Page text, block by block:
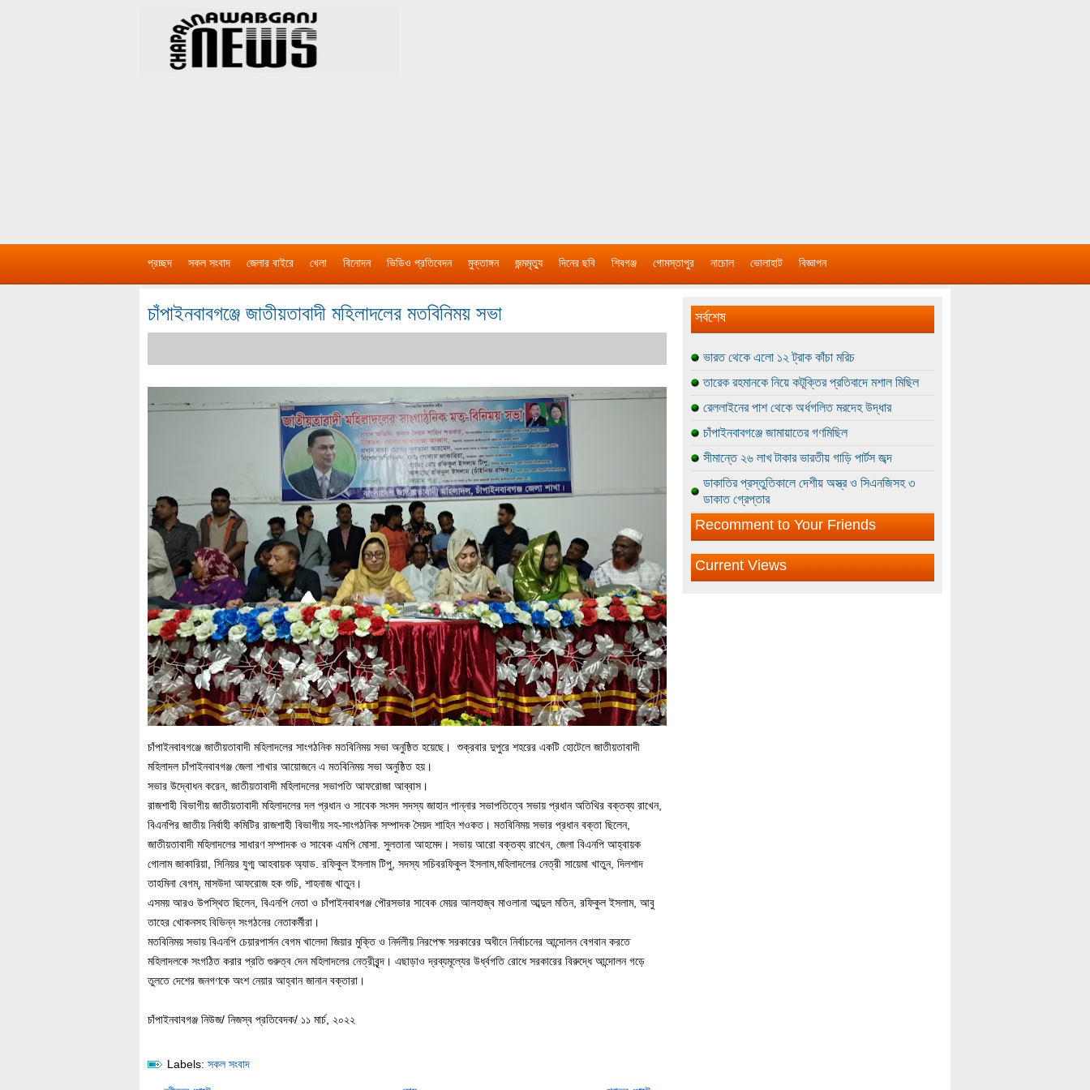
প্রচ্ছদ সকল সংবাদ জেলার বাইরে খেলা বিনোদন ভিডিও প্রতিবেদন মুক্তাঙ্গন জন্মমৃত্যু দিনের ছবি শিবগঞ্জ গোমস্তাপুর নাচোল ভোলাহাট বিজ্ঞাপন
চাঁপাইনবাবগঞ্জে জাতীয়তাবাদী মহিলাদলের মতবিনিময় সভা
চাঁপাইনবাবগঞ্জে জাতীয়তাবাদী মহিলাদলের সাংগঠনিক মতবিনিময় সভা অনুষ্ঠিত হয়েছে। শুক্রবার দুপুরে শহরের একটি হোটেলে জাতীয়তাবাদী
মহিলাদল চাঁপাইনবাবগঞ্জ জেলা শাখার আয়োজনে এ মতবিনিময় সভা অনুষ্ঠিত হয়।
সভার উদ্বোধন করেন, জাতীয়তাবাদী মহিলাদলের সভাপতি আফরোজা আব্বাস।
রাজশাহী বিভাগীয় জাতীয়তাবাদী মহিলাদলের দল প্রধান ও সাবেক সংসদ সদস্য জাহান পান্নার সভাপতিত্বে সভায় প্রধান অতিথির বক্তব্য রাখেন,
বিএনপির জাতীয় নির্বাহী কমিটির রাজশাহী বিভাগীয় সহ-সাংগঠনিক সম্পাদক সৈয়দ শাহিন শওকত। মতবিনিময় সভার প্রধান বক্তা ছিলেন,
জাতীয়তাবাদী মহিলাদলের সাধারণ সম্পাদক ও সাবেক এমপি মোসা. সুলতানা আহমেদ। সভায় আরো বক্তব্য রাখেন, জেলা বিএনপি আহ্বায়ক
গোলাম জাকারিয়া, সিনিয়র যুগ্ম আহবায়ক অ্যাড. রফিকুল ইসলাম টিপু, সদস্য সচিবরফিকুল ইসলাম,মহিলাদলের নেত্রী সায়েমা খাতুন, দিলশাদ
তাহমিনা বেগম্, মাসউদা আফরোজ হক শুচি, শাহনাজ খাতুন।
এসময় আরও উপস্থিত ছিলেন, বিএনপি নেতা ও চাঁপাইনবাবগঞ্জ পৌরসভার সাবেক মেয়র আলহাজ্ব মাওলানা আব্দুল মতিন, রফিকুল ইসলাম, আবু
তাহের খোকনসহ বিভিন্ন সংগঠনের নেতাকর্মীরা।
মতবিনিময় সভায় বিএনপি চেয়ারপার্সন বেগম খালেদা জিয়ার মুক্তি ও নির্দলীয় নিরপেক্ষ সরকারের অধীনে নির্বাচনের আন্দোলন বেগবান করতে
মহিলাদলকে সংগঠিত করার প্রতি গুরুত্ব দেন মহিলাদলের নেত্রীবৃন্দ। এছাড়াও দ্রব্যমূল্যের উর্ধ্বগতি রোধে সরকারের বিরুদ্ধে আন্দোলন গড়ে
তুলতে দেশের জনগণকে অংশ নেয়ার আহ্বান জানান বক্তারা।
চাঁপাইনবাবগঞ্জ নিউজ/ নিজস্ব প্রতিবেদক/ ১১ মার্চ, ২০২২
Labels: সকল সংবাদ
সর্বশেষ
ভারত থেকে এলো ১২ ট্রাক কাঁচা মরিচ
তারেক রহমানকে নিয়ে কটূক্তির প্রতিবাদে মশাল মিছিল
রেললাইনের পাশ থেকে অর্ধগলিত মরদেহ উদ্ধার
চাঁপাইনবাবগঞ্জে জামায়াতের গণমিছিল
সীমান্তে ২৬ লাখ টাকার ভারতীয় গাড়ি পার্টস জব্দ
ডাকাতির প্রস্তুতিকালে দেশীয় অস্ত্র ও সিএনজিসহ ৩
ডাকাত গ্রেপ্তার
Recomment to Your Friends
Current Views